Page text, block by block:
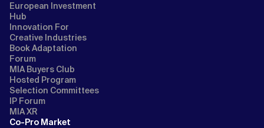
European Investment
Hub
Innovation For
Creative Industries
Book Adaptation
Forum
MIA Buyers Club
Hosted Program
Selection Committees
IP Forum
MIA XR
Co-Pro Market